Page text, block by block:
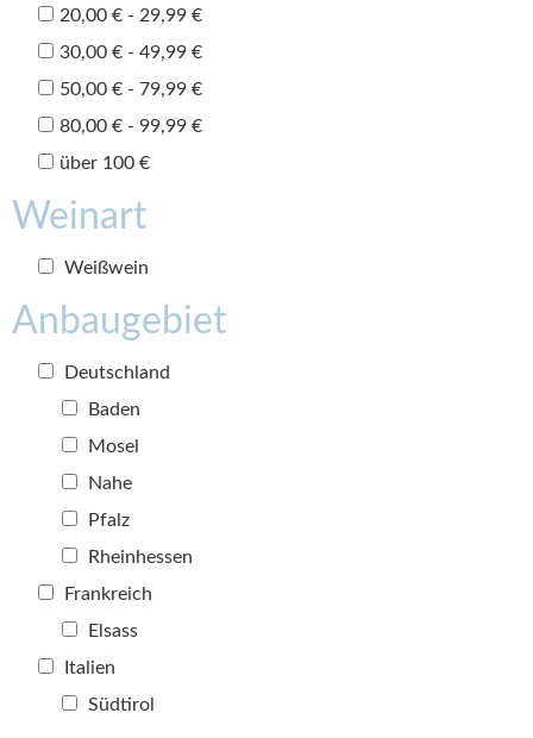
20,00 € - 29,99 €
30,00 € - 49,99 €
50,00 € - 79,99 €
80,00 € - 99,99 €
über 100 €
Weinart
Weißwein
Anbaugebiet
Deutschland
Baden
Mosel
Nahe
Pfalz
Rheinhessen
Frankreich
Elsass
Italien
Südtirol